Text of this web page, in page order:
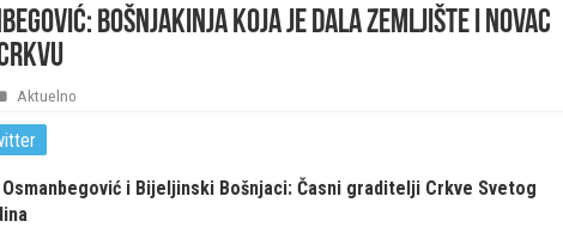
Bošnjakinja koja je dala zemljište i novac
Aktuelno
i Bijeljinski Bošnjaci: Časni graditelji Crkve Svetog